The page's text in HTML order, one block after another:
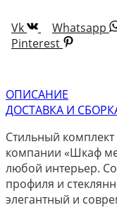
Vk
Whatsapp
Pinterest
ОПИСАНИЕ
ДОСТАВКА И
Стильный комплект
компании «Шкаф
любой интерьер.
профиля и
элегантный и